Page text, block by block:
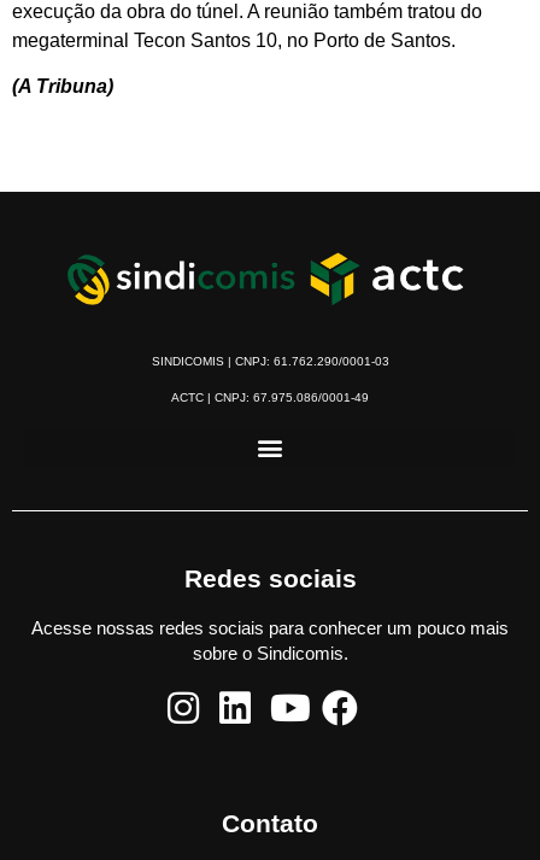
execução da obra do túnel. A reunião também tratou do
megaterminal Tecon Santos 10, no Porto de Santos.
(A Tribuna)
SINDICOMIS | CNPJ: 61.762.290/0001-03
ACTC | CNPJ: 67.975.086/0001-49
Redes sociais
Acesse nossas redes sociais para conhecer um pouco mais
sobre o Sindicomis.
Contato